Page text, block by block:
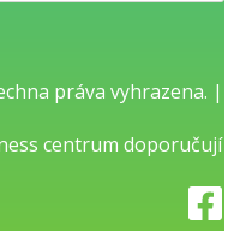
práva vyhrazena. |
centrum doporučují